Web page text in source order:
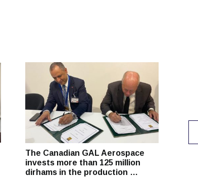
The Canadian GAL Aerospace
invests more than 125 million
dirhams in the production …